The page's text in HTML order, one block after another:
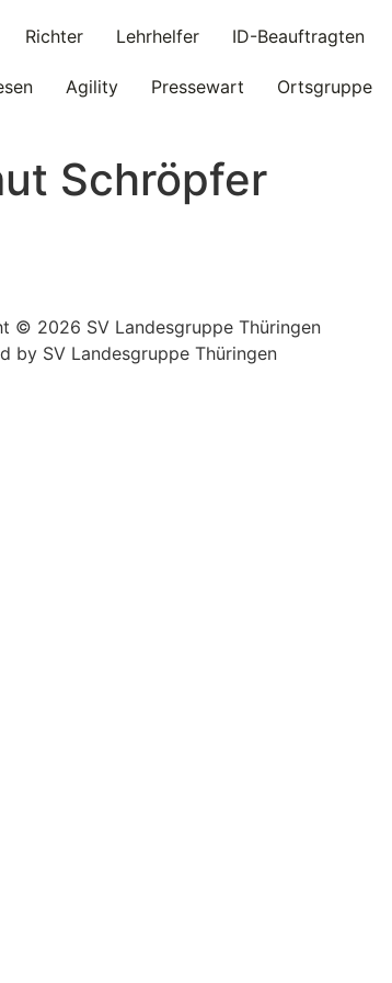
Richter Lehrhelfer ID-Beauftragten
Agility Pressewart Ortsgruppe
Schröpfer
© 2026 SV Landesgruppe Thüringen
by SV Landesgruppe Thüringen